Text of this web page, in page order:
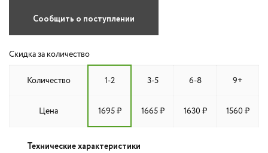
Сообщить о поступлении
Скидка за количество
Количество 1-2 3-5 6-8 9+
Цена 1695 ₽ 1665 ₽ 1630 ₽ 1560 ₽
Технические характеристики